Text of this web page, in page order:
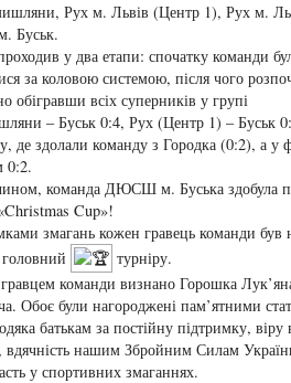
Рух м. Львів (Центр 1), Рух м.
у два етапи: спочатку команди
за коловою системою, після чого
обігравши всіх суперників у групі
– Буськ 0:4, Рух (Центр 1) – Буськ
де здолали команду з Городка (0:2), а у
0:2.
команда ДЮСШ м. Буська здобула
Cup»!
змагань кожен гравець команди
турніру.
команди визнано Горошка
Обоє були нагороджені пам’ятними
батькам за постійну підтримку, віру
вдячність нашим Збройним Силам
у спортивних змаганнях.